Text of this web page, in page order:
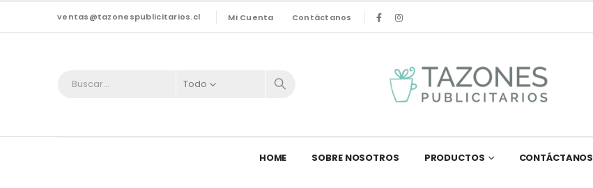
ventas@tazonespublicitarios.cl Mi Cuenta Contáctanos
Todo
HOME SOBRE NOSOTROS PRODUCTOS CONTÁCTANOS